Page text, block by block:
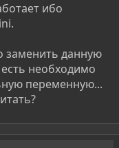
ибо
заменить данную
необходимо
переменную...